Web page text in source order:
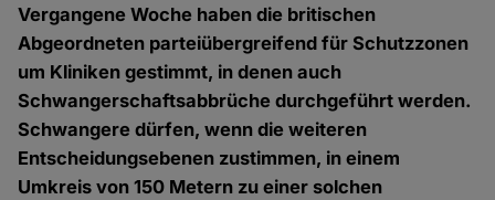
Vergangene Woche haben die britischen
Abgeordneten parteiübergreifend für Schutzzonen
um Kliniken gestimmt, in denen auch
Schwangerschaftsabbrüche durchgeführt werden.
Schwangere dürfen, wenn die weiteren
Entscheidungsebenen zustimmen, in einem
Umkreis von 150 Metern zu einer solchen